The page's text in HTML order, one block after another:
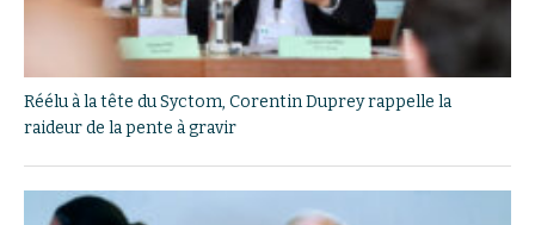
Réélu à la tête du Syctom, Corentin Duprey rappelle la
raideur de la pente à gravir